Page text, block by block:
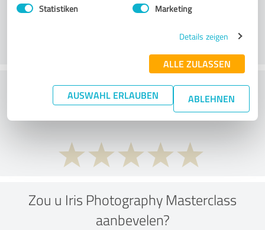
Statistiken Marketing
Details zeigen
ALLE ZULASSEN
AUSWAHL ERLAUBEN ABLEHNEN
Wat vind je van de prijs-
prestatieverhouding?
Zou u Iris Photography Masterclass
aanbevelen?